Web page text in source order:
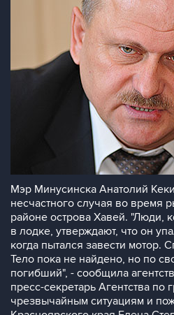
Мэр Минусинска Анатолий
несчастного случая во время
районе острова Хавей. "Люди,
в лодке, утверждают, что он
когда пытался завести мотор.
Тело пока не найдено, но по
погибший", - сообщила
пресс-секретарь Агентства по
чрезвычайным ситуациям и